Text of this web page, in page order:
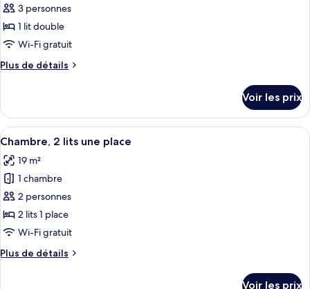
lit
pour
ce
type
chambre :
lit
double
3 personnes
1 lit double
Wi-Fi gratuit
Plus de détails
Plus
le
type
de
Suite
Familiale,
lit
double
Voir les prix
Afficher
toutes
les
photos
pour
ce
type
chambre :
Une chambre à coucher moderne
8
Chambre, 2 lits une place
19 m²
1 chambre
2 personnes
2 lits 1 place
Wi-Fi gratuit
Plus de détails
Plus
Voir les prix